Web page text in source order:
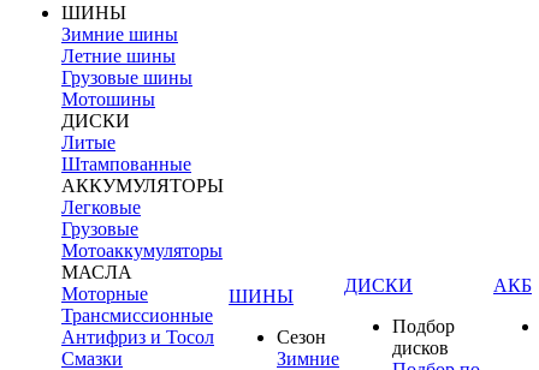
ШИНЫ
Зимние шины
Летние шины
Грузовые шины
Мотошины
ДИСКИ
Литые
Штампованные
АККУМУЛЯТОРЫ
Легковые
Грузовые
Мотоаккумуляторы
МАСЛА
Моторные
Трансмиссионные
Антифриз и Тосол
Смазки
ШИНЫ
Сезон
Зимние
ДИСКИ
Подбор
дисков
АКБ